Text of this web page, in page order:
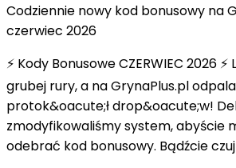
Codziennie nowy kod bonusowy na
czerwiec 2026
⚡ Kody Bonusowe CZERWIEC 2026
grubej rury, a na GrynaPlus.pl
protok&oacute;ł drop&oacute;w!
zmodyfikowaliśmy system, abyście
odebrać kod bonusowy. Bądźcie